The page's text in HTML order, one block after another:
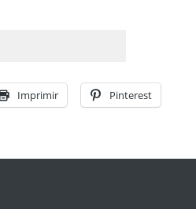
Imprimir Pinterest